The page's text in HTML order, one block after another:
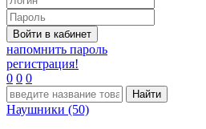
напомнить пароль
регистрация!
0 0 0
Наушники (50)